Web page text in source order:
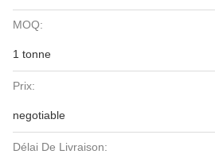
MOQ:
1 tonne
Prix:
negotiable
Délai De Livraison: